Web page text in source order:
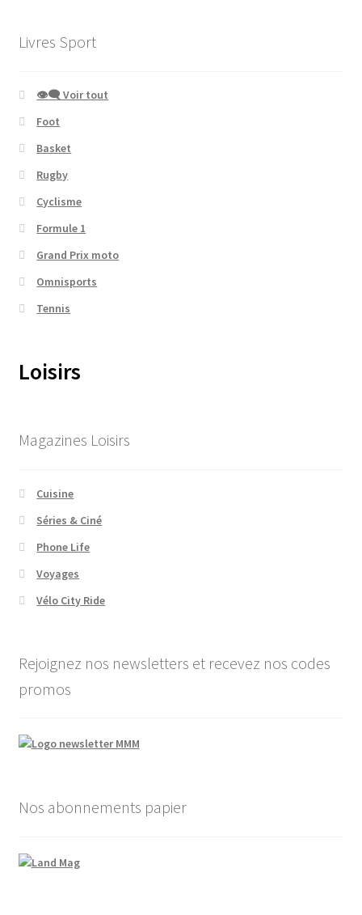
Livres Sport
👁‍🗨 Voir tout
Foot
Basket
Rugby
Cyclisme
Formule 1
Grand Prix moto
Omnisports
Tennis
Loisirs
Magazines Loisirs
Cuisine
Séries & Ciné
Phone Life
Voyages
Vélo City Ride
Rejoignez nos newsletters et recevez nos codes
promos
Nos abonnements papier